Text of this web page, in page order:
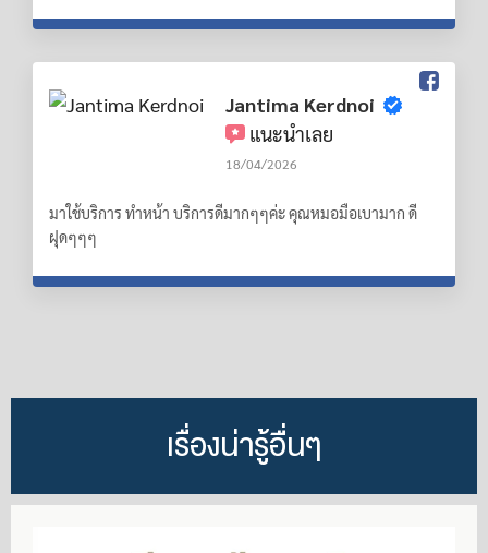
Jantima Kerdnoi
แนะนำเลย
18/04/2026
มาใช้บริการ ทำหน้า บริการดีมากๆๆค่ะ คุณหมอมือเบามาก ดี
ฝุดๆๆๆ
เรื่องน่ารู้อื่นๆ